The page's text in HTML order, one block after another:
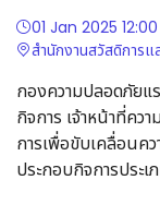
01 Jan 2025
สํานักงานสวัสดิการ
กองความปลอดภัยแ
กิจการ เจ้าหน้าที่คว
การเพื่อขับเคลื่อนค
ประกอบกิจการประ